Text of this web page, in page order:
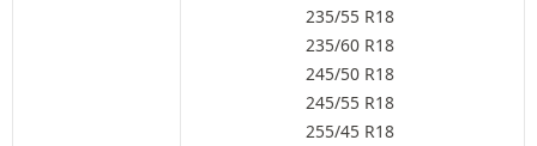
235/55 R18
235/60 R18
245/50 R18
245/55 R18
255/45 R18